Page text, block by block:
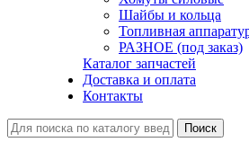
Шайбы и кольца
Топливная
РАЗНОЕ (под заказ)
Каталог запчастей
Доставка и оплата
Контакты